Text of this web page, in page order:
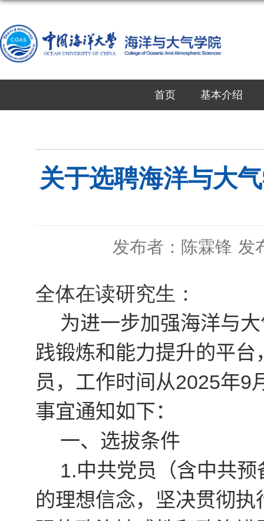
首页 基本介绍
关于选聘海洋与大
发布者：陈霖锋 发
全体在读研究生：
为进一步加强海洋与
践锻炼和能力提升的平台
员 ，工作时间从2025年9
事宜通知如下：
一、 选拔条件
1.中共党员（含中共
的理想信念，坚决贯彻